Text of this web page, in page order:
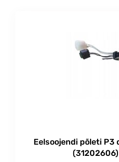
Eelsoojendi põleti P3